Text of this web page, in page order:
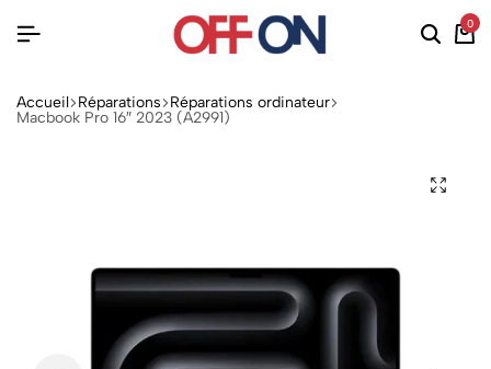
0
Accueil Réparations Réparations ordinateur
Macbook Pro 16″ 2023 (A2991)